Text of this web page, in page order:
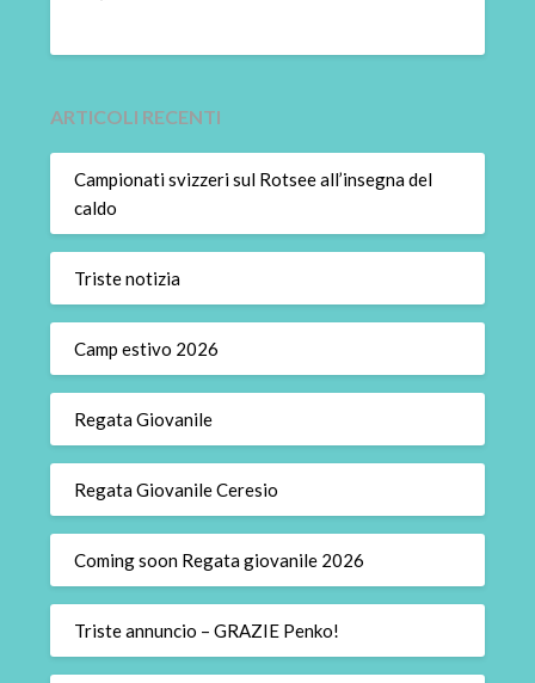
ARTICOLI RECENTI
Campionati svizzeri sul Rotsee all’insegna del
caldo
Triste notizia
Camp estivo 2026
Regata Giovanile
Regata Giovanile Ceresio
Coming soon Regata giovanile 2026
Triste annuncio – GRAZIE Penko!